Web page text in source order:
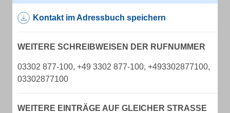
Kontakt im Adressbuch speichern
WEITERE SCHREIBWEISEN DER RUFNUMMER
03302 877-100, +49 3302 877-100, +493302877100,
03302877100
WEITERE EINTRÄGE AUF GLEICHER STRASSE